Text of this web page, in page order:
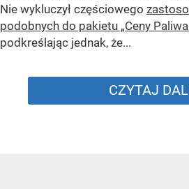
Nie wykluczył częściowego
podobnych do pakietu „Ceny Paliwa
podkreślając jednak, że...
CZYTAJ